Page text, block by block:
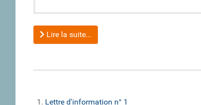
Lire la suite...
Lettre d'information n° 1